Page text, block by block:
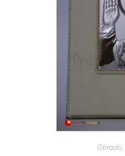
Obrazki,